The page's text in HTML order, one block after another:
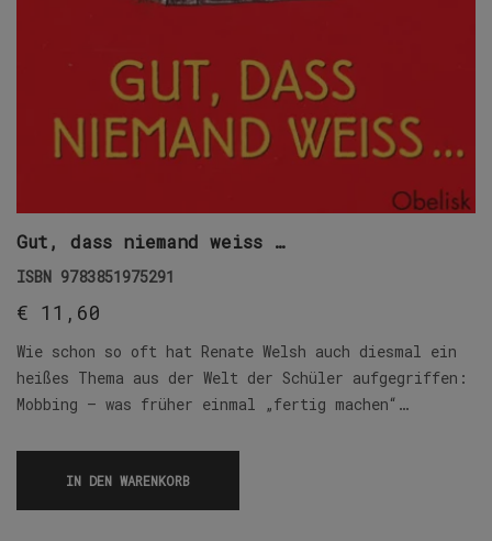
Gut, dass niemand weiss …
ISBN 9783851975291
€ 11,60
Wie schon so oft hat Renate Welsh auch diesmal ein
heißes Thema aus der Welt der Schüler aufgegriffen:
Mobbing – was früher einmal „fertig machen“…
IN DEN WARENKORB